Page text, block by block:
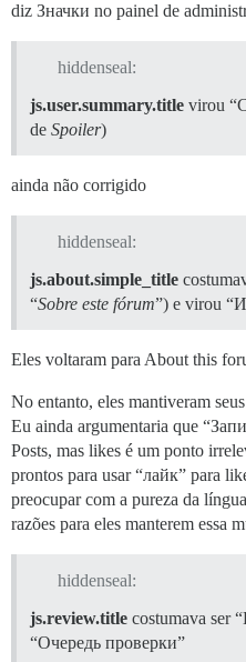
diz Значки no painel de
hiddenseal:
js.user.summary.title virou
de Spoiler)
ainda não corrigido
hiddenseal:
js.about.simple_title
“Sobre este fórum”) e virou
Eles voltaram para About this
No entanto, eles mantiveram
Eu ainda argumentaria que
Posts, mas likes é um ponto
prontos para usar “лайк” para
preocupar com a pureza da
razões para eles manterem essa
hiddenseal:
js.review.title costumava ser
“Очередь проверки”